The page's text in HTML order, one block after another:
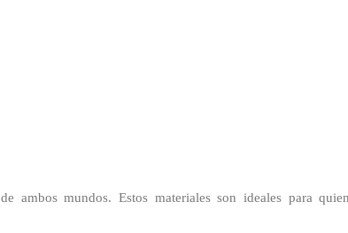
ambos mundos. Estos materiales son ideales para